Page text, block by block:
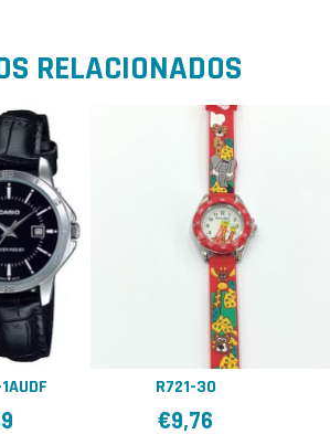
RELACIONADOS
R721-30
€9,76